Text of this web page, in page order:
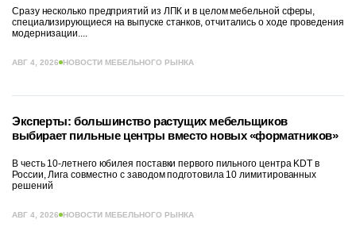
Сразу несколько предприятий из ЛПК и в целом мебельной сферы,
специализирующиеся на выпуске станков, отчитались о ходе проведения
модернизации....
АВГ 4, 2026 НОВОСТИ МЕБЕЛЬНОГО РЫНКА
Эксперты: большинство растущих мебельщиков
выбирает пильные центры вместо новых «форматников»
В честь 10-летнего юбилея поставки первого пильного центра KDT в
России, Лига совместно с заводом подготовила 10 лимитированных
решений
АВГ 4, 2026 НОВОСТИ МЕБЕЛЬНОГО РЫНКА